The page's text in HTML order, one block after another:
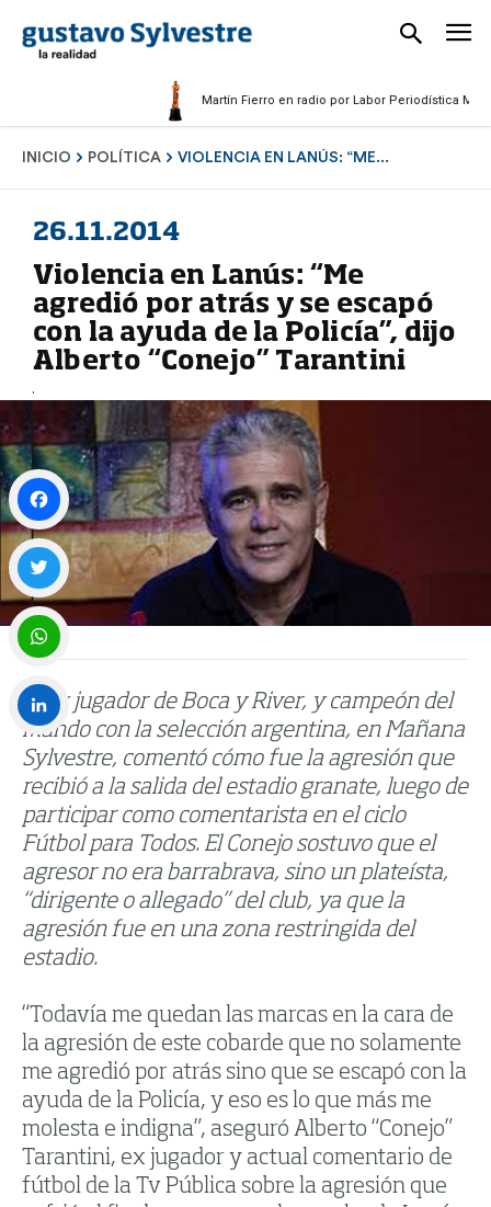
Martín Fierro en radio por Labor Periodística Masculina
INICIO POLÍTICA VIOLENCIA EN LANÚS: “ME...
26.11.2014
Violencia en Lanús: “Me
agredió por atrás y se escapó
con la ayuda de la Policía”, dijo
Alberto “Conejo” Tarantini
El ex jugador de Boca y River, y campeón del
mundo con la selección argentina, en Mañana
Sylvestre, comentó cómo fue la agresión que
recibió a la salida del estadio granate, luego de
participar como comentarista en el ciclo
Fútbol para Todos. El Conejo sostuvo que el
agresor no era barrabrava, sino un plateísta,
“dirigente o allegado” del club, ya que la
agresión fue en una zona restringida del
estadio.
“Todavía me quedan las marcas en la cara de
la agresión de este cobarde que no solamente
me agredió por atrás sino que se escapó con la
ayuda de la Policía, y eso es lo que más me
molesta e indigna”, aseguró Alberto “Conejo”
Tarantini, ex jugador y actual comentario de
fútbol de la Tv Pública sobre la agresión que
Facebook
Twitter
WhatsApp
LinkedIn